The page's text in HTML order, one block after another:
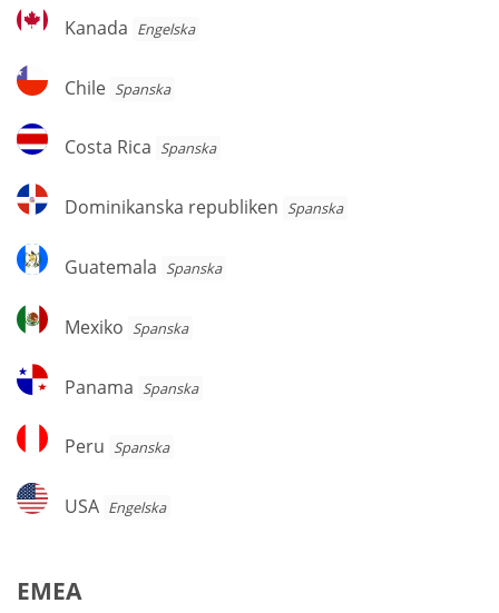
Kanada
Kanada Engelska
Chile
Chile Spanska
Costa
Rica
Costa Rica Spanska
Dominikanska
republiken
Dominikanska republiken Spanska
Guatemala
Guatemala Spanska
Mexiko
Mexiko Spanska
Panama
Panama Spanska
Peru
Peru Spanska
USA
USA Engelska
EMEA